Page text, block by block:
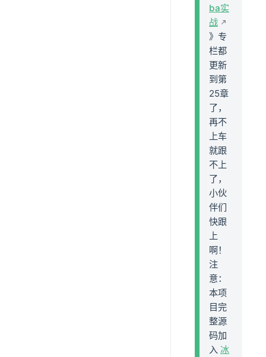
ba实
战
》专
栏都
更新
到第
25章
了，
再不
上车
就跟
不上
了，
小伙
伴们
快跟
上
啊！
注
意：
本项
目完
整源
码加
入 冰